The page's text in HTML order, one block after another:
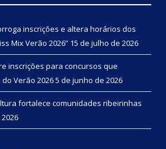
inscrições e altera horários dos
Mix Verão 2026” 15 de julho de 2026
inscrições para concursos que
Verão 20265 de junho de 2026
fortalece comunidades ribeirinhas